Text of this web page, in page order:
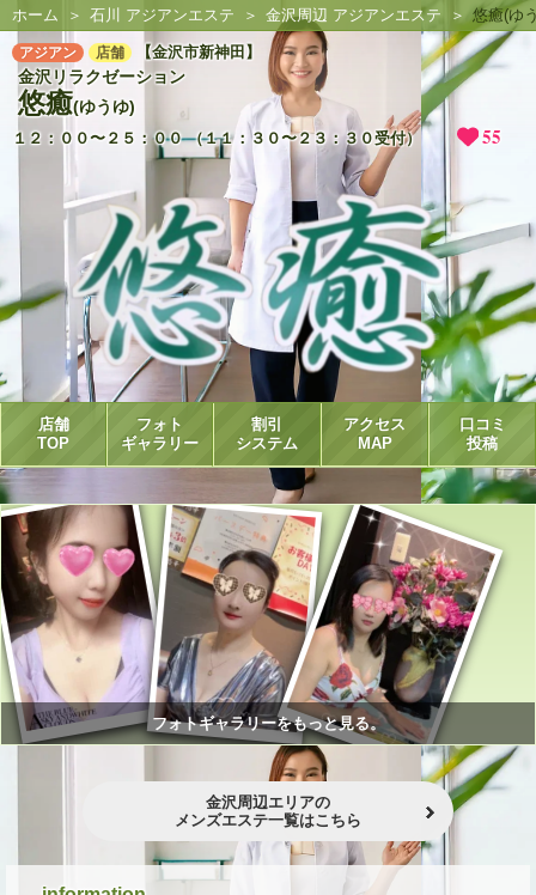
ホーム 石川 アジアンエステ 金沢周辺 アジアンエステ 悠癒(ゆ
アジアン 店舗 【金沢市新神田】
金沢リラクゼーション
悠癒(ゆうゆ)
１２：００〜２５：００ （１１：３０〜２３：３０受付） 55
店舗
TOP
フォト
ギャラリー
割引
システム
アクセス
MAP
口コミ
投稿
フォトギャラリーをもっと見る。
金沢周辺エリアの
メンズエステ一覧はこちら